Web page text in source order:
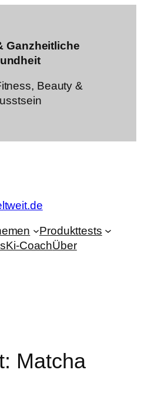
Ganzheitliche
Beauty &
Produkttests
Ki-CoachÜber
Matcha